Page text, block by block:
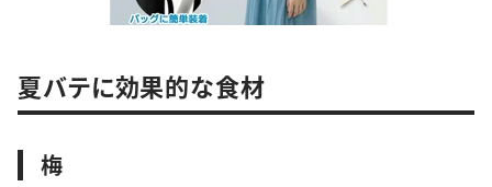
夏バテに効果的な食材
梅